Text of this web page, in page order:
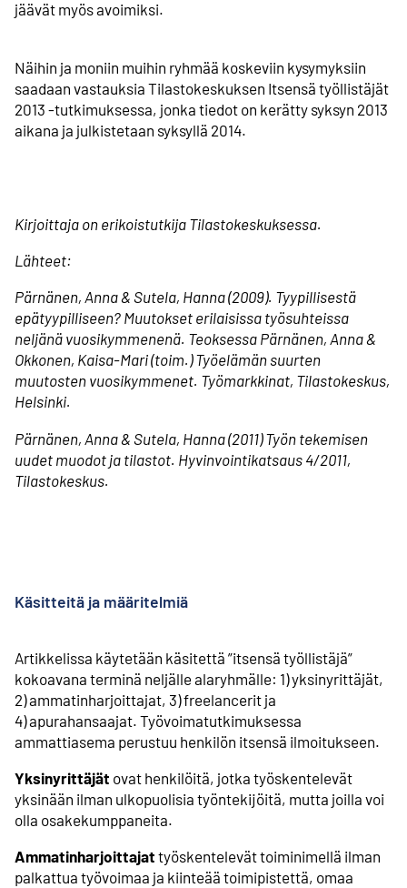
jäävät myös avoimiksi.
Näihin ja moniin muihin ryhmää koskeviin kysymyksiin
saadaan vastauksia Tilastokeskuksen Itsensä työllistäjät
2013 -tutkimuksessa, jonka tiedot on kerätty syksyn 2013
aikana ja julkistetaan syksyllä 2014.
Kirjoittaja on erikoistutkija Tilastokeskuksessa.
Lähteet:
Pärnänen, Anna & Sutela, Hanna (2009). Tyypillisestä
epätyypilliseen? Muutokset erilaisissa työsuhteissa
neljänä vuosikymmenenä. Teoksessa Pärnänen, Anna &
Okkonen, Kaisa-Mari (toim.) Työelämän suurten
muutosten vuosikymmenet. Työmarkkinat, Tilastokeskus,
Helsinki.
Pärnänen, Anna & Sutela, Hanna (2011) Työn tekemisen
uudet muodot ja tilastot. Hyvinvointikatsaus 4/2011,
Tilastokeskus.
Käsitteitä ja määritelmiä
Artikkelissa käytetään käsitettä ”itsensä työllistäjä”
kokoavana terminä neljälle alaryhmälle: 1) yksinyrittäjät,
2) ammatinharjoittajat, 3) freelancerit ja
4) apurahansaajat. Työvoima­tutkimuksessa
ammattiasema perustuu henkilön itsensä ilmoitukseen.
Yksinyrittäjät ovat henkilöitä, jotka työskentelevät
yksinään ilman ulkopuolisia työntekijöitä, mutta joilla voi
olla osakekumppaneita.
Ammatin­harjoittajat työskentelevät toiminimellä ilman
palkattua työvoimaa ja kiinteää toimipistettä, omaa